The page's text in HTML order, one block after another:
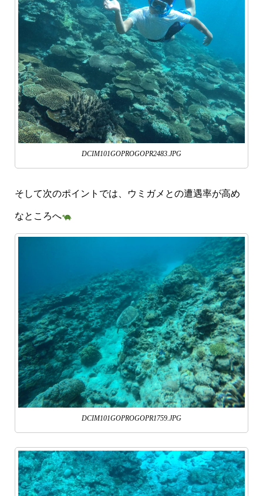
DCIM101GOPROGOPR2483.JPG
そして次のポイントでは、ウミガメとの遭遇率が高め
なところへ
DCIM101GOPROGOPR1759.JPG